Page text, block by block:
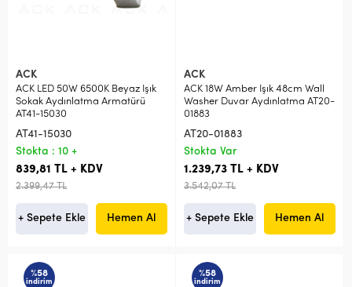
ACK
ACK LED 50W 6500K Beyaz Işık
Sokak Aydınlatma Armatürü
AT41-15030
AT41-15030
Stokta : 10 +
839,81 TL + KDV
2.399,47 TL
+ Sepete Ekle Hemen Al
ACK
ACK 18W Amber Işık 48cm Wall
Washer Duvar Aydınlatma AT20-
01883
AT20-01883
Stokta Var
1.239,73 TL + KDV
3.542,07 TL
+ Sepete Ekle Hemen Al
%58
indirim
%58
indirim